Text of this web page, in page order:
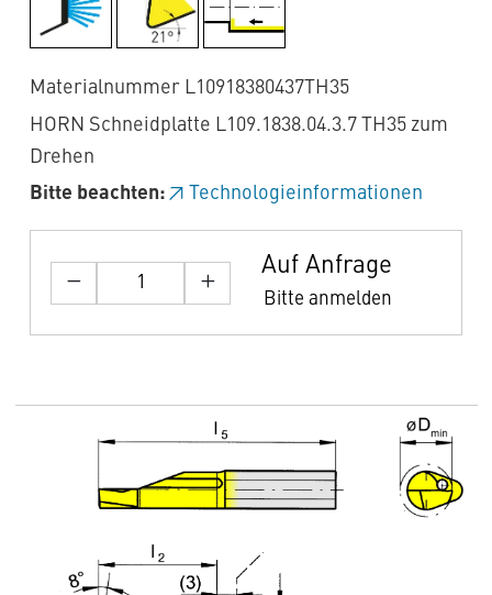
Materialnummer L10918380437TH35
HORN Schneidplatte L109.1838.04.3.7 TH35 zum
Drehen
Bitte beachten:
Technologieinformationen
Auf Anfrage
Bitte anmelden